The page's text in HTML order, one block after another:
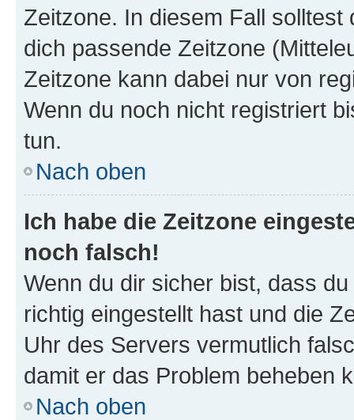
Zeitzone. In diesem Fall solltest
dich passende Zeitzone
Zeitzone kann dabei nur von
Wenn du noch nicht registriert
tun.
Nach oben
Ich habe die Zeitzone
noch falsch!
Wenn du dir sicher bist, dass
richtig eingestellt hast und die
Uhr des Servers vermutlich
damit er das Problem beheben
Nach oben